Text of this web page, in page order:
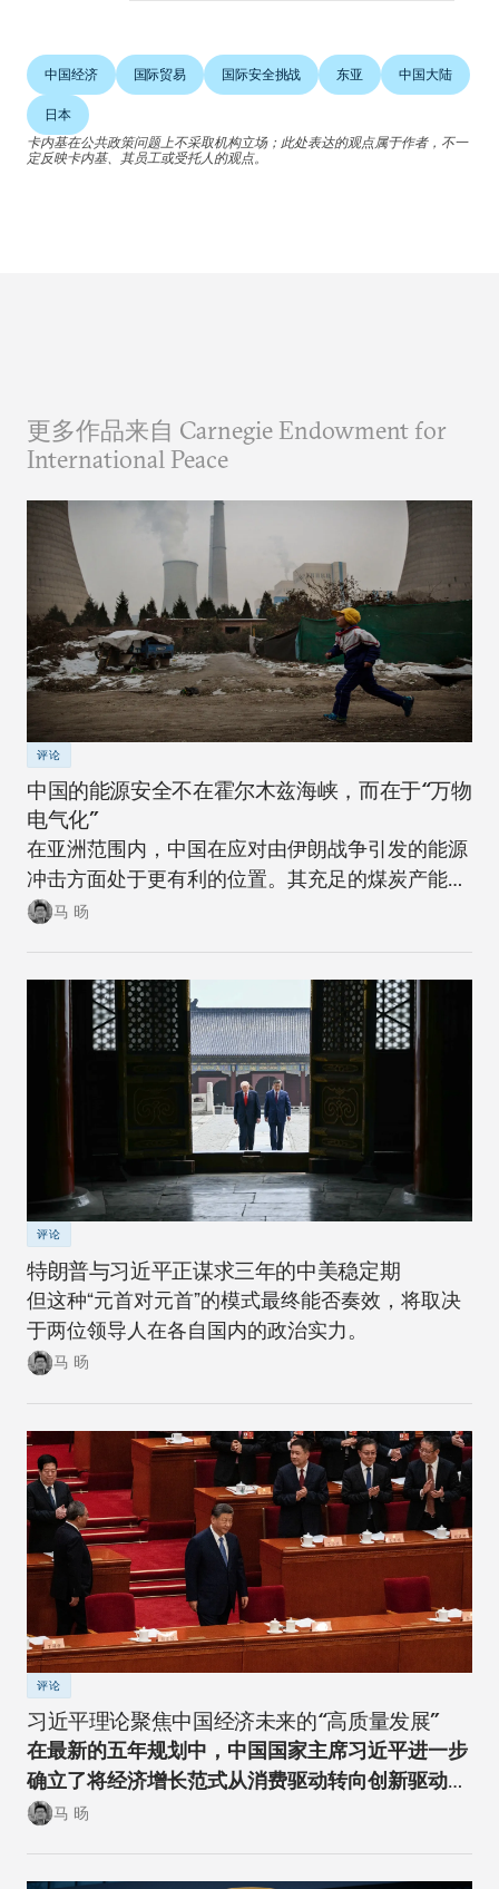
中国经济 国际贸易 国际安全挑战 东亚 中国大陆
日本
卡内基在公共政策问题上不采取机构立场；此处表达的观点属于作者，不一
定反映卡内基、其员工或受托人的观点。
更多作品来自 Carnegie Endowment for
International Peace
评论
中国的能源安全不在霍尔木兹海峡，而在于“万物
电气化”
在亚洲范围内，中国在应对由伊朗战争引发的能源
冲击方面处于更有利的位置。其充足的煤炭产能可
以在短期内确保稳定。同时，随着该国逐步推进摆
马 旸
评论
特朗普与习近平正谋求三年的中美稳定期
但这种“元首对元首”的模式最终能否奏效，将取决
于两位领导人在各自国内的政治实力。
马 旸
评论
习近平理论聚焦中国经济未来的“高质量发展”
在最新的五年规划中，中国国家主席习近平进一步
确立了将经济增长范式从消费驱动转向创新驱动的
经济转型方向。
马 旸